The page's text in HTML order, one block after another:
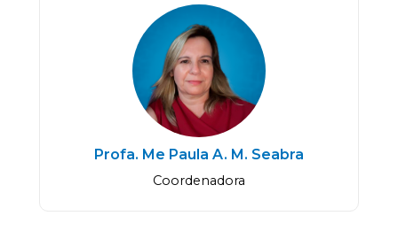
Profa. Me Paula A. M. Seabra
Coordenadora